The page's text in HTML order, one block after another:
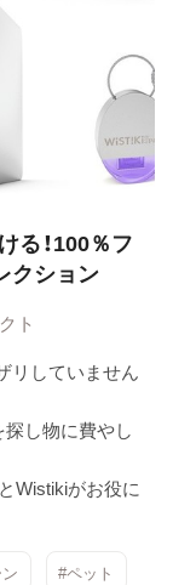
る！100％フ
クション
ト
リしていません
し物に費やし
Wistikiがお役に
#ペット